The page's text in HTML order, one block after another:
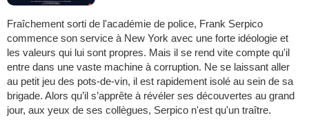
Fraîchement sorti de l'académie de police, Frank Serpico
commence son service à New York avec une forte idéologie et
les valeurs qui lui sont propres. Mais il se rend vite compte qu'il
entre dans une vaste machine à corruption. Ne se laissant aller
au petit jeu des pots-de-vin, il est rapidement isolé au sein de sa
brigade. Alors qu’il s’apprête à révéler ses découvertes au grand
jour, aux yeux de ses collègues, Serpico n'est qu'un traître.